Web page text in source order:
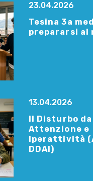
23.04.2026
Tesina 3a
prepararsi al
13.04.2026
Il Disturbo
Attenzione e
Iperattività
DDAI)